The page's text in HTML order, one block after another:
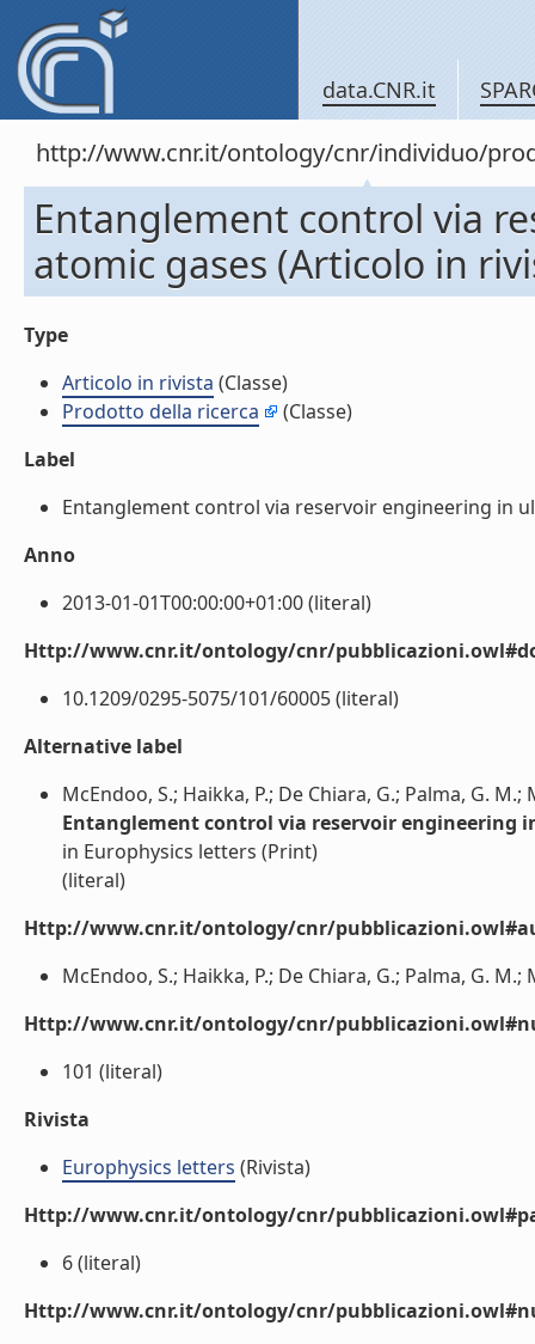
data.CNR.it
http://www.cnr.it/ontology/cnr/individuo/
Entanglement control via
atomic gases (Articolo in
Type
Articolo in rivista (Classe)
Prodotto della ricerca
(Classe)
Label
Entanglement control via reservoir engineering in
Anno
2013-01-01T00:00:00+01:00 (literal)
Http://www.cnr.it/ontology/cnr/
10.1209/0295-5075/101/60005 (literal)
Alternative label
McEndoo, S.; Haikka, P.; De Chiara, G.; Palma, G. M.;
Entanglement control via reservoir engineering
in Europhysics letters (Print)
(literal)
Http://www.cnr.it/ontology/cnr/
McEndoo, S.; Haikka, P.; De Chiara, G.; Palma, G.
Http://www.cnr.it/ontology/cnr/
101 (literal)
Rivista
Europhysics letters (Rivista)
Http://www.cnr.it/ontology/cnr/
6 (literal)
Http://www.cnr.it/ontology/cnr/